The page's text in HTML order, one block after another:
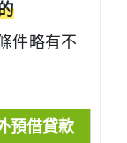
件略有不
預借貸款